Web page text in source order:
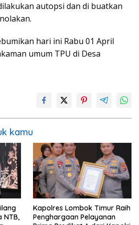
autopsi dan di buatkan
hari ini Rabu 01 April
umum TPU di Desa
kamu
NTB,
Kapolres Lombok Timur Raih
Penghargaan Pelayanan